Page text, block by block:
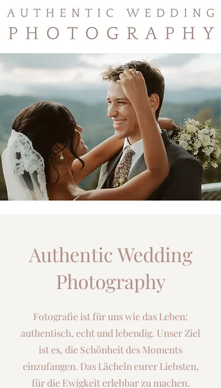
Authentic Wedding
Photography
Fotografie ist für uns wie das Leben:
authentisch, echt und lebendig. Unser Ziel
ist es, die Schönheit des Moments
einzufangen. Das Lächeln eurer Liebsten,
für die Ewigkeit erlebbar zu machen.